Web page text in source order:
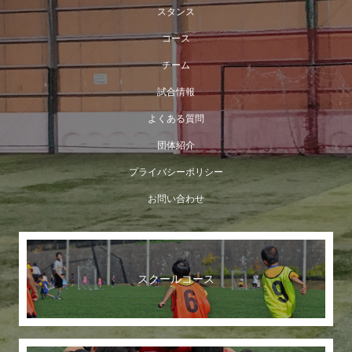
スタンス
コース
チーム
試合情報
よくある質問
団体紹介
プライバシーポリシー
お問い合わせ
スクールコース